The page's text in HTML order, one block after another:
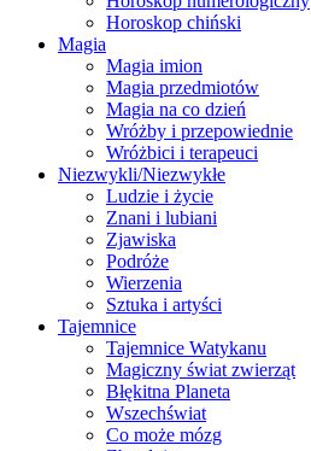
Horoskop chiński
Magia
Magia imion
Magia przedmiotów
Magia na co dzień
Wróżby i przepowiednie
Wróżbici i terapeuci
Niezwykli/Niezwykłe
Ludzie i życie
Znani i lubiani
Zjawiska
Podróże
Wierzenia
Sztuka i artyści
Tajemnice
Tajemnice Watykanu
Magiczny świat zwierząt
Błękitna Planeta
Wszechświat
Co może mózg